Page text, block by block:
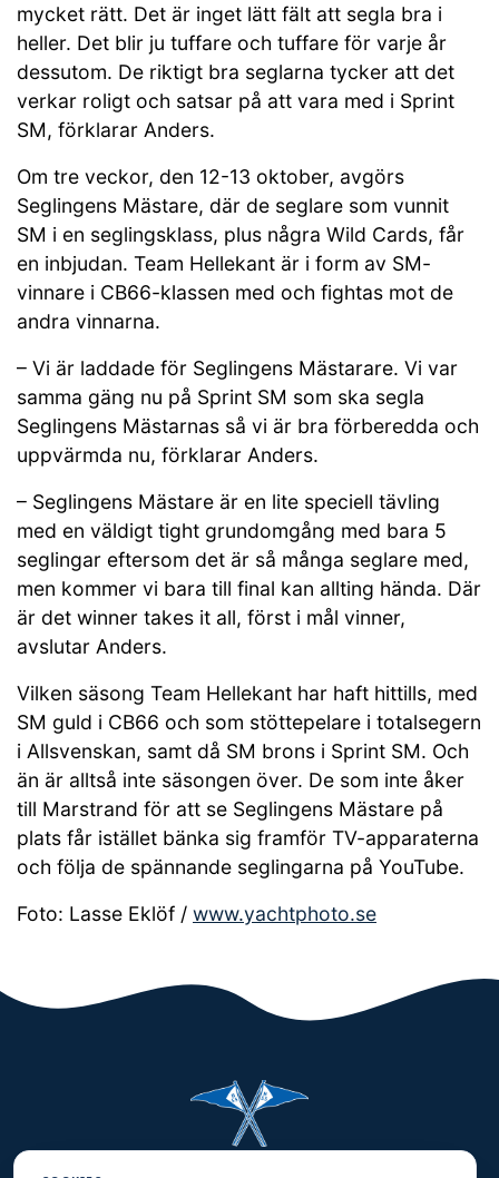
mycket rätt. Det är inget lätt fält att segla bra i
heller. Det blir ju tuffare och tuffare för varje år
dessutom. De riktigt bra seglarna tycker att det
verkar roligt och satsar på att vara med i Sprint
SM, förklarar Anders.
Om tre veckor, den 12-13 oktober, avgörs
Seglingens Mästare, där de seglare som vunnit
SM i en seglingsklass, plus några Wild Cards, får
en inbjudan. Team Hellekant är i form av SM-
vinnare i CB66-klassen med och fightas mot de
andra vinnarna.
– Vi är laddade för Seglingens Mästarare. Vi var
samma gäng nu på Sprint SM som ska segla
Seglingens Mästarnas så vi är bra förberedda och
uppvärmda nu, förklarar Anders.
– Seglingens Mästare är en lite speciell tävling
med en väldigt tight grundomgång med bara 5
seglingar eftersom det är så många seglare med,
men kommer vi bara till final kan allting hända. Där
är det winner takes it all, först i mål vinner,
avslutar Anders.
Vilken säsong Team Hellekant har haft hittills, med
SM guld i CB66 och som stöttepelare i totalsegern
i Allsvenskan, samt då SM brons i Sprint SM. Och
än är alltså inte säsongen över. De som inte åker
till Marstrand för att se Seglingens Mästare på
plats får istället bänka sig framför TV-apparaterna
och följa de spännande seglingarna på YouTube.
Foto: Lasse Eklöf / www.yachtphoto.se